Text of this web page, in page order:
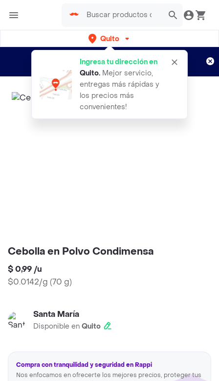
Quito
Ingresa tu dirección en
Quito. Mejor servicio,
entregas más rápidas y
los precios más
convenientes!
envíos gratis por semanas
Aplican TyC
Cebolla en Polvo Condimensa
$ 0,99 /u
$0.0142/g (70 g)
Santa María
Disponible en Quito
Compra con tranquilidad y seguridad en Rappi
Nos enfocamos en ofrecerte los mejores precios, proteger tus